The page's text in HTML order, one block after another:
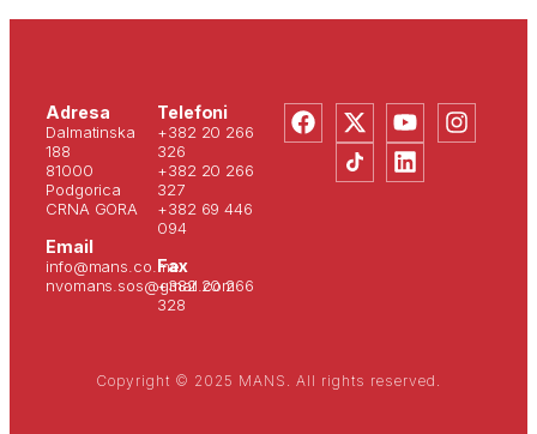
Adresa
Dalmatinska
188
81000
Podgorica
CRNA GORA
Email
info@mans.co.me
nvomans.sos@gmail.com
Telefoni
+382 20 266
326
+382 20 266
327
+382 69 446
094
Fax
+382 20 266
328
Copyright © 2025 MANS. All rights reserved.